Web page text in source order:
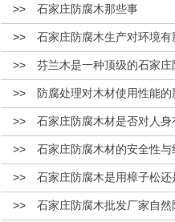
>> 石家庄防腐木那些事
>> 石家庄防腐木生产对环境有
>> 芬兰木是一种顶级的石家庄
>> 防腐处理对木材使用性能的
>> 石家庄防腐木材是否对人身
>> 石家庄防腐木材的安全性与
>> 石家庄防腐木是用樟子松还
>> 石家庄防腐木批发厂家自然